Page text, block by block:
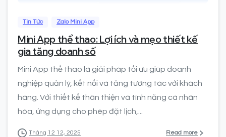
Tin Tức Zalo Mini App
Mini App thể thao: Lợi ích và mẹo thiết kế
gia tăng doanh số
Mini App thể thao là giải pháp tối ưu giúp doanh
nghiệp quản lý, kết nối và tăng tương tác với khách
hàng. Với thiết kế thân thiện và tính năng cá nhân
hóa, ứng dụng cho phép đặt lịch,...
Tháng 12 12, 2025 Read more